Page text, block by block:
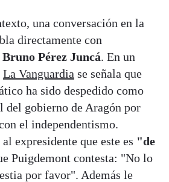
una conversación en la
directamente con
Bruno Pérez Juncá. En un
La Vanguardia se señala que
ha sido despedido como
del gobierno de Aragón por
el independentismo.
expresidente que este es "de
Puigdemont contesta: "No lo
por favor". Además le